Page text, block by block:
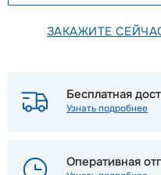
ЗАКАЖИТЕ
Бесплатная
Узнать подробнее
Оперативная